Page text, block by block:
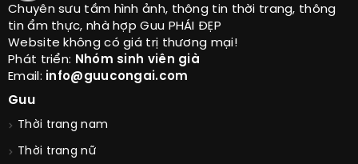
Chuyên sưu tầm hình ảnh, thông tin thời trang, thông
tin ẩm thực, nhà hợp Guu PHÁI ĐẸP
Website không có giá trị thương mại!
Phát triển: Nhóm sinh viên già
Email: info@guucongai.com
Guu
Thời trang nam
Thời trang nữ